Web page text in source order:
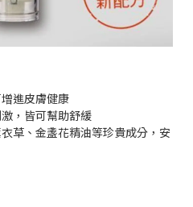
進皮膚健康
，皆可幫助舒緩
草、金盞花精油等珍貴成分，安